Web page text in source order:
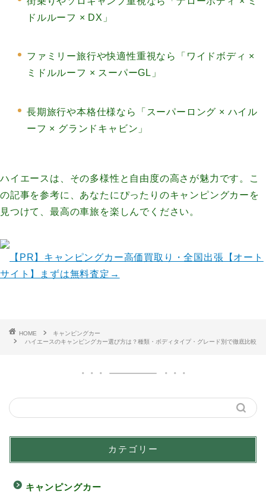
ドルルーフ × DX」
ファミリー旅行や快適性重視なら「ワイドボディ ×
ミドルルーフ × スーパーGL」
長期旅行や本格仕様なら「スーパーロング × ハイル
ーフ × グランドキャビン」
ハイエースは、その多様性と自由度の高さが魅力です。こ
の記事を参考に、あなたにぴったりのキャンピングカーを
見つけて、最高の車旅を楽しんでください。
【PR】 キャンピングカー高価買取り・全国出張【オート
サイト】まずは無料査定→
HOME
キャンピングカー
ハイエースのキャンピングカー選び方は？種類・ボディタイプ・グレード別で徹底比較
カテゴリー
キャンピングカー